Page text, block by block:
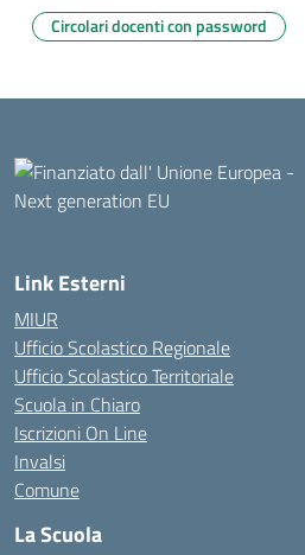
Circolari docenti con password
Link Esterni
MIUR
Ufficio Scolastico Regionale
Ufficio Scolastico Territoriale
Scuola in Chiaro
Iscrizioni On Line
Invalsi
Comune
La Scuola